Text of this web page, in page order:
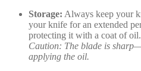
Storage: Always keep your
your knife for an extended
protecting it with a coat of
Caution: The blade is
applying the oil.